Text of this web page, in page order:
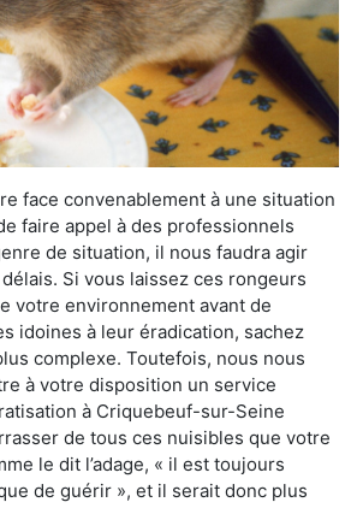
face convenablement à une situation
faire appel à des professionnels
de situation, il nous faudra agir
Si vous laissez ces rongeurs
votre environnement avant de
idoines à leur éradication, sachez
complexe. Toutefois, nous nous
à votre disposition un service
à Criquebeuf-sur-Seine
de tous ces nuisibles que votre
le dit l’adage, « il est toujours
de guérir », et il serait donc plus